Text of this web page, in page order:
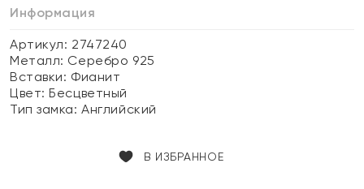
Информация
Артикул: 2747240
Металл: Серебро 925
Вставки: Фианит
Цвет:Бесцветный
Тип замка:Английский
В ИЗБРАННОЕ